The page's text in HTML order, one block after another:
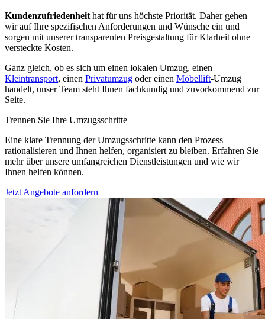
Kundenzufriedenheit hat für uns höchste Priorität. Daher gehen
wir auf Ihre spezifischen Anforderungen und Wünsche ein und
sorgen mit unserer transparenten Preisgestaltung für Klarheit ohne
versteckte Kosten.
Ganz gleich, ob es sich um einen lokalen Umzug, einen
Kleintransport, einen Privatumzug oder einen Möbellift-Umzug
handelt, unser Team steht Ihnen fachkundig und zuvorkommend zur
Seite.
Trennen Sie Ihre Umzugsschritte
Eine klare Trennung der Umzugsschritte kann den Prozess
rationalisieren und Ihnen helfen, organisiert zu bleiben. Erfahren Sie
mehr über unsere umfangreichen Dienstleistungen und wie wir
Ihnen helfen können.
Jetzt Angebote anfordern